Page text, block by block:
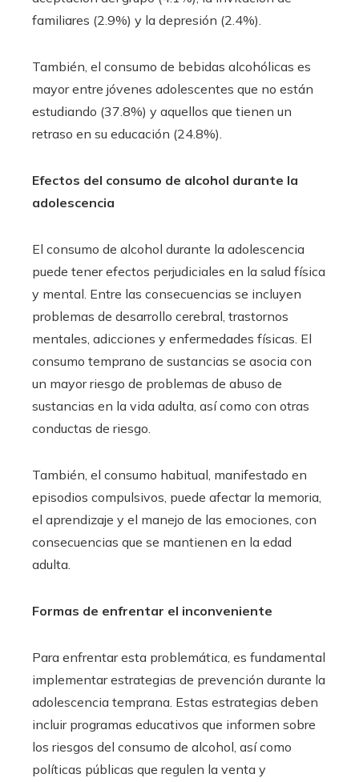
familiares (2.9%) y la depresión (2.4%). ​
También, el consumo de bebidas alcohólicas es
mayor entre jóvenes adolescentes que no están
estudiando (37.8%) y aquellos que tienen un
retraso en su educación (24.8%).
Efectos del consumo de alcohol durante la
adolescencia
El consumo de alcohol durante la adolescencia
puede tener efectos perjudiciales en la salud física
y mental. Entre las consecuencias se incluyen
problemas de desarrollo cerebral, trastornos
mentales, adicciones y enfermedades físicas. El
consumo temprano de sustancias se asocia con
un mayor riesgo de problemas de abuso de
sustancias en la vida adulta, así como con otras
conductas de riesgo.
También, el consumo habitual, manifestado en
episodios compulsivos, puede afectar la memoria,
el aprendizaje y el manejo de las emociones, con
consecuencias que se mantienen en la edad
adulta.
Formas de enfrentar el inconveniente
Para enfrentar esta problemática, es fundamental
implementar estrategias de prevención durante la
adolescencia temprana. Estas estrategias deben
incluir programas educativos que informen sobre
los riesgos del consumo de alcohol, así como
políticas públicas que regulen la venta y